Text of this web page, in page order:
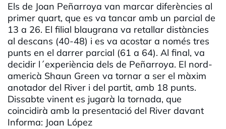
Els de Joan Peñarroya van marcar diferències al
primer quart, que es va tancar amb un parcial de
13 a 26. El filial blaugrana va retallar distàncies
al descans (40-48) i es va acostar a només tres
punts en el darrer parcial (61 a 64). Al final, va
decidir l´experiència dels de Peñarroya. El nord-
americà Shaun Green va tornar a ser el màxim
anotador del River i del partit, amb 18 punts.
Dissabte vinent es jugarà la tornada, que
coincidirà amb la presentació del River davant
Informa: Joan López